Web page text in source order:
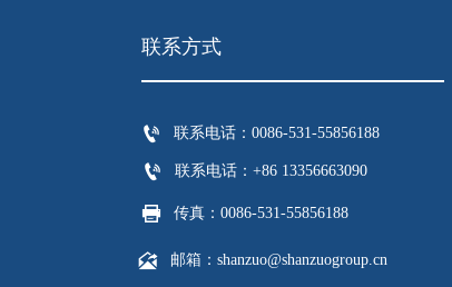
联系方式
 联系电话：0086-531-55856188
 传真：0086-531-55856188
 邮箱：shanzuo@shanzuogroup.cn
 联系电话：+86 13356663090